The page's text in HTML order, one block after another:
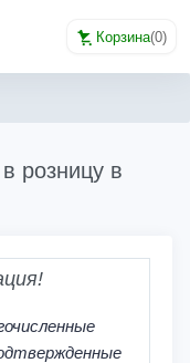
Корзина(0)
розницу в